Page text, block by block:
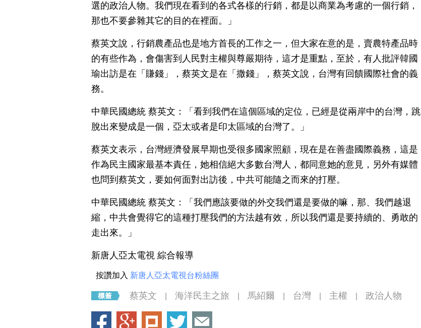
選的政治人物。我們現在看到的各式各樣的行銷，都是以商業為考慮的一個行銷，
那也不要參雜其它的目的在裡面。」
蔡英文說，行銷農產品也是地方首長的工作之一，但大家在意的是，賣農特產品時
的有些作為，會傷害到人民對主權與尊嚴期待，這才是重點，至於，有人批評韓國
瑜出訪是在「賺錢」，蔡英文是在「撒錢」，蔡英文說，台灣有回饋國際社會的義
務。
中華民國總統 蔡英文：「看到我們在這個區域的定位，已經是從兩岸中的台灣，跳
脫出來變成是一個，亞太或者是印太區域的台灣了。」
蔡英文表示，台灣經濟發展早期也受很多國家照顧，現在是在善盡國際義務，這是
作為民主國家最基本責任，她相信絕大多數台灣人，都同意她的意見，另外有媒體
也問到蔡英文，要如何面對出訪後，中共可能隨之而來的打壓。
中華民國總統 蔡英文：「我們應該要做的外交我們還是要做的嘛，那、我們越退
縮，中共會覺得它的這種打壓我們的方法越有效，所以我們還是要持續的、勇敢的
走出來。」
新唐人亞太電視 綜合報導
按讚加入 新唐人亞太電視台粉絲團
蔡英文 海洋民主之旅 馬紹爾 台灣 主權 政治人物